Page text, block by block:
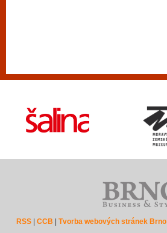
RSS |CCB |Tvorba webových stránek Brno